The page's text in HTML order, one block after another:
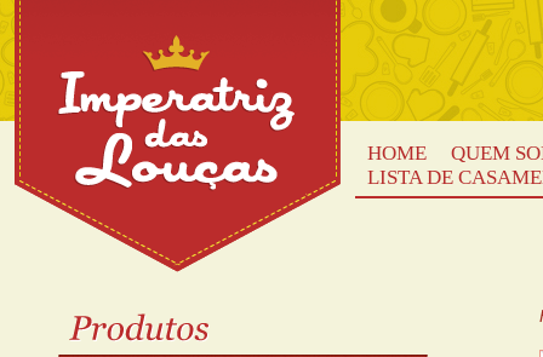
HOME
QUEM
LISTA DE